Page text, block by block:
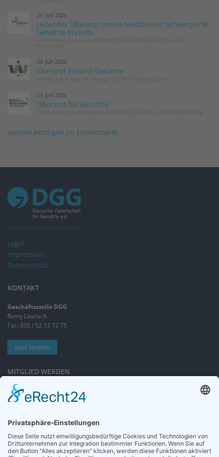
29. Juli 2026
Leitender Oberarzt Innere Medizin mit Schwerpunkt
Geriatrie (m/w/d)
23. Juli 2026
Oberarzt (m/w/d) Geriatrie
23. Juli 2026
Oberarzt für Geriatrie
weitere Anzeigen im Stellenmarkt
Login
Impressum
Datenschutz
KONTAKT
Geschäftsstelle DGG
Romy Laurisch
Tel.: 030 / 52 13 72 75
Mail senden
MITGLIED WERDEN
Sieben gute Gründe
für Ihre Mitgliedschaft